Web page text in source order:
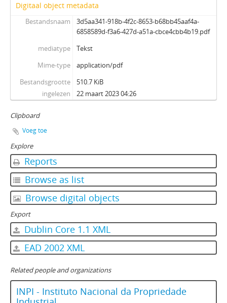
Digitaal object metadata
Bestandsnaam
3d5aa341-918b-4f2c-8653-b68bb45aaf4a-
6858589d-f3a6-427d-a51a-cbce4cbb4b19.pdf
mediatype
Tekst
Mime-type
application/pdf
Bestandsgrootte
510.7 KiB
ingelezen
22 maart 2023 04:26
Clipboard
Voeg toe
Explore
Reports
Browse as list
Browse digital objects
Export
Dublin Core 1.1 XML
EAD 2002 XML
Related people and organizations
INPI - Instituto Nacional da Propriedade